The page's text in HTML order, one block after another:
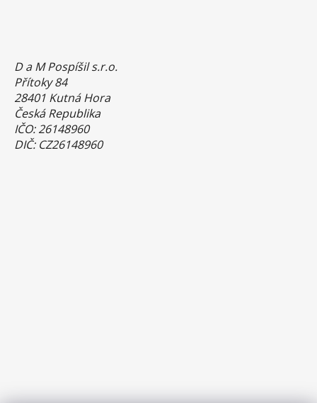
D a M Pospíšil s.r.o.
Přítoky 84
28401 Kutná Hora
Česká Republika
IČO: 26148960
DIČ: CZ26148960